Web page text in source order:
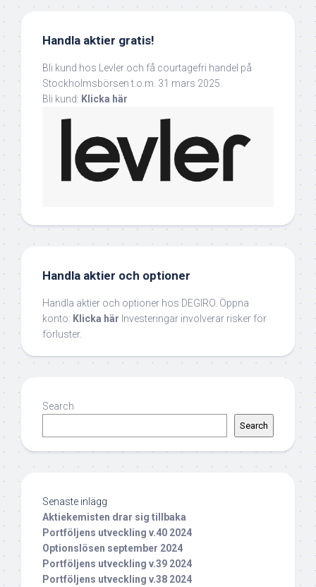
Handla aktier gratis!
Bli kund hos Levler och få courtagefri handel på
Stockholmsbörsen t.o.m. 31 mars 2025.
Bli kund: Klicka här
Handla aktier och optioner
Handla aktier och optioner hos DEGIRO. Öppna
konto: Klicka här Investeringar involverar risker för
förluster.
Search
Search
Senaste inlägg
Aktiekemisten drar sig tillbaka
Portföljens utveckling v.40 2024
Optionslösen september 2024
Portföljens utveckling v.39 2024
Portföljens utveckling v.38 2024